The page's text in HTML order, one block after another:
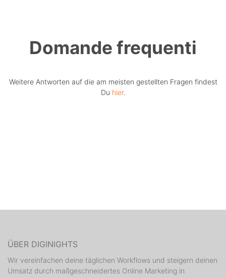
Domande frequenti
Weitere Antworten auf die am meisten gestellten Fragen findest
Du hier.
ÜBER DIGINIGHTS
Wir vereinfachen deine täglichen Workflows und steigern deinen
Umsatz durch maßgeschneidertes Online Marketing in